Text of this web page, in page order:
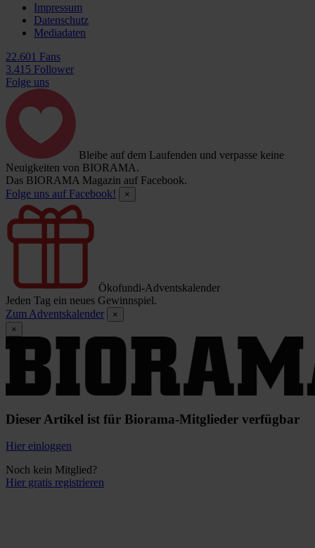
Impressum
Datenschutz
Mediadaten
22.601 Fans
3.415 Follower
Folge uns
Bleibe auf dem Laufenden und verpasse keine
Neuigkeiten von BIORAMA.
Das BIORAMA Magazin auf Facebook.
Folge uns auf Facebook!
×
Ökofundi-Adventskalender
Jeden Tag ein neues Gewinnspiel.
Zum Adventskalender
×
×
Dieser Artikel ist für Biorama-Mitglieder verfügbar
Hier einloggen
Noch kein Mitglied?
Hier gratis registrieren